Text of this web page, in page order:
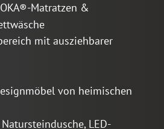
Matratzen &
mit ausziehbarer
von heimischen
LED-